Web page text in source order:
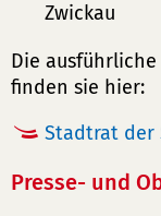
Zwickau
Die
finden sie hier:
Stadtrat der
Presse- und